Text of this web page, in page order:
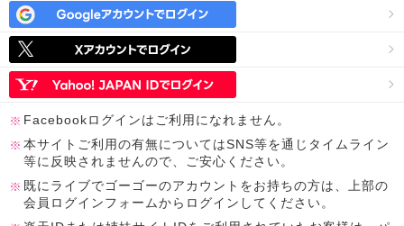
Facebookログインはご利用になれません。
本サイトご利用の有無についてはSNS等を通じタイムライン
等に反映されませんので、ご安心ください。
既にライブでゴーゴーのアカウントをお持ちの方は、上部の
会員ログインフォームからログインしてください。